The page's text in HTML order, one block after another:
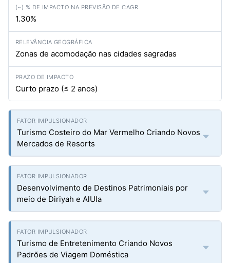
1.30%
Zonas de acomodação nas cidades sagradas
Curto prazo (≤ 2 anos)
Turismo Costeiro do Mar Vermelho Criando Novos
Mercados de Resorts
Desenvolvimento de Destinos Patrimoniais por
meio de Diriyah e AlUla
Turismo de Entretenimento Criando Novos
Padrões de Viagem Doméstica